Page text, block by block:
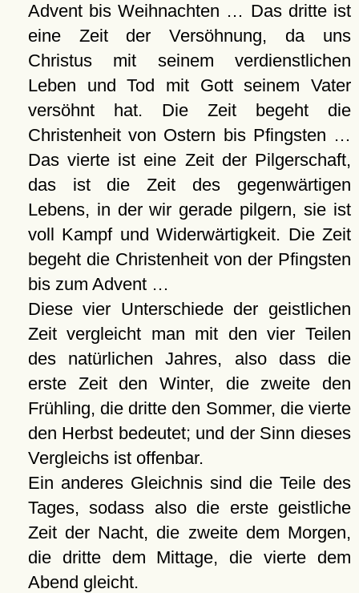
Advent bis Weihnachten … Das dritte ist
eine Zeit der Versöhnung, da uns
Christus mit seinem verdienstlichen
Leben und Tod mit Gott seinem Vater
versöhnt hat. Die Zeit begeht die
Christenheit von Ostern bis Pfingsten …
Das vierte ist eine Zeit der Pilgerschaft,
das ist die Zeit des gegenwärtigen
Lebens, in der wir gerade pilgern, sie ist
voll Kampf und Widerwärtigkeit. Die Zeit
begeht die Christenheit von der Pfingsten
bis zum Advent …
Diese vier Unterschiede der geistlichen
Zeit vergleicht man mit den vier Teilen
des natürlichen Jahres, also dass die
erste Zeit den Winter, die zweite den
Frühling, die dritte den Sommer, die vierte
den Herbst bedeutet; und der Sinn dieses
Vergleichs ist offenbar.
Ein anderes Gleichnis sind die Teile des
Tages, sodass also die erste geistliche
Zeit der Nacht, die zweite dem Morgen,
die dritte dem Mittage, die vierte dem
Abend gleicht.